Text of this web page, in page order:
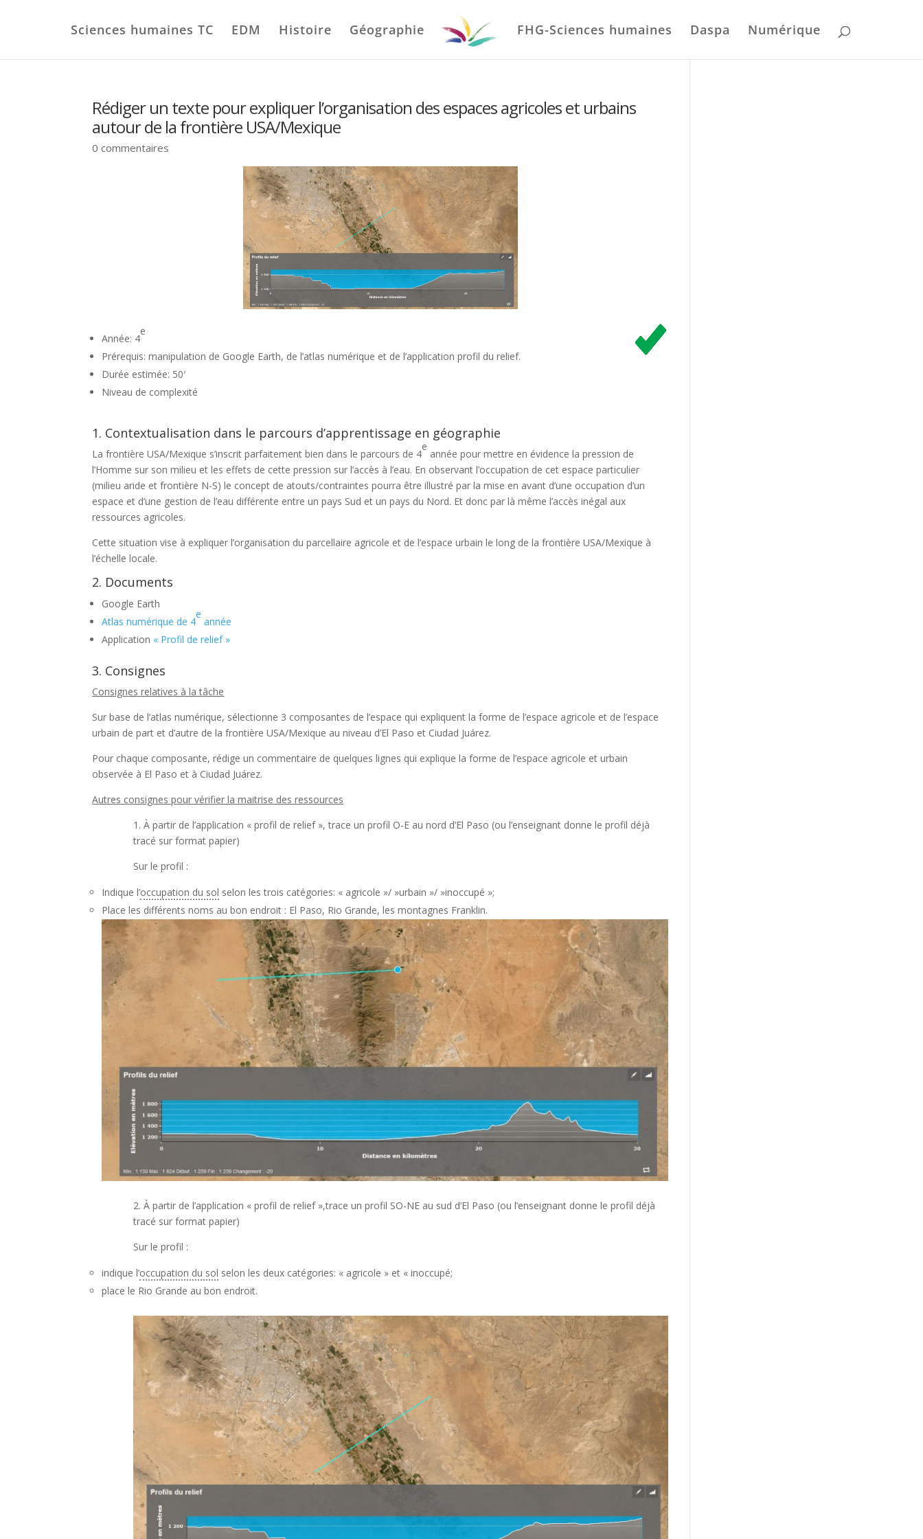
Sciences humaines TC EDM Histoire Géographie FHG-Sciences humaines Daspa Numérique
Rédiger un texte pour expliquer l’organisation des espaces agricoles et urbains
autour de la frontière USA/Mexique
0 commentaires
Année: 4
e
Prérequis: manipulation de Google Earth, de l’atlas numérique et de l’application profil du relief.
Durée estimée: 50′
Niveau de complexité
1. Contextualisation dans le parcours d’apprentissage en géographie
La frontière USA/Mexique s’inscrit parfaitement bien dans le parcours de 4
e
année pour mettre en évidence la pression de
l’Homme sur son milieu et les effets de cette pression sur l’accès à l’eau. En observant l’occupation de cet espace particulier
(milieu aride et frontière N-S) le concept de atouts/contraintes pourra être illustré par la mise en avant d’une occupation d’un
espace et d’une gestion de l’eau différente entre un pays Sud et un pays du Nord. Et donc par là même l’accès inégal aux
ressources agricoles.
Cette situation vise à expliquer l’organisation du parcellaire agricole et de l’espace urbain le long de la frontière USA/Mexique à
l’échelle locale.
2. Documents
Google Earth
Atlas numérique de 4
e
année
Application « Profil de relief »
3. Consignes
Consignes relatives à la tâche
Sur base de l’atlas numérique, sélectionne 3 composantes de l’espace qui expliquent la forme de l’espace agricole et de l’espace
urbain de part et d’autre de la frontière USA/Mexique au niveau d’El Paso et Ciudad Juárez.
Pour chaque composante, rédige un commentaire de quelques lignes qui explique la forme de l’espace agricole et urbain
observée à El Paso et à Ciudad Juárez.
Autres consignes pour vérifier la maitrise des ressources
1. À partir de l’application « profil de relief », trace un profil O-E au nord d’El Paso (ou l’enseignant donne le profil déjà
tracé sur format papier)
Sur le profil :
Indique l’occupation du sol selon les trois catégories: « agricole »/ »urbain »/ »inoccupé »;
Place les différents noms au bon endroit : El Paso, Rio Grande, les montagnes Franklin.
2. À partir de l’application « profil de relief »,trace un profil SO-NE au sud d’El Paso (ou l’enseignant donne le profil déjà
tracé sur format papier)
Sur le profil :
indique l’occupation du sol selon les deux catégories: « agricole » et « inoccupé;
place le Rio Grande au bon endroit.